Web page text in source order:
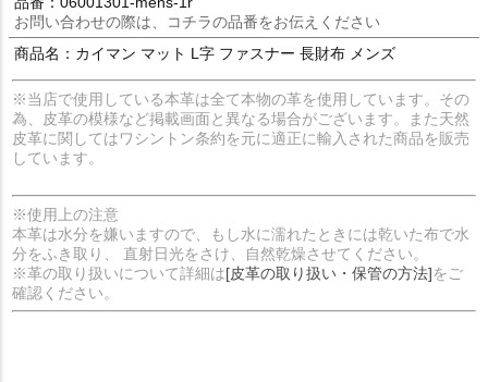
お問い合わせの際は、コチラの品番をお伝えください
商品名：カイマン マット L字 ファスナー 長財布 メンズ
※当店で使用している本革は全て本物の革を使用しています。その
為、皮革の模様など掲載画面と異なる場合がございます。また天然
皮革に関してはワシントン条約を元に適正に輸入された商品を販売
しています。
※使用上の注意
本革は水分を嫌いますので、もし水に濡れたときには乾いた布で水
分をふき取り、 直射日光をさけ、自然乾燥させてください。
※革の取り扱いについて詳細は[皮革の取り扱い・保管の方法]をご
確認ください。